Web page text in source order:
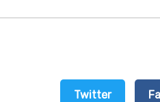
Twitter